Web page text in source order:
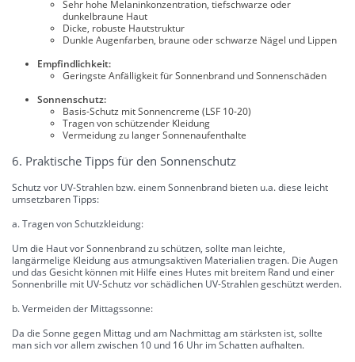
Sehr hohe Melaninkonzentration, tiefschwarze oder
dunkelbraune Haut
Dicke, robuste Hautstruktur
Dunkle Augenfarben, braune oder schwarze Nägel und Lippen
Empfindlichkeit:
Geringste Anfälligkeit für Sonnenbrand und Sonnenschäden
Sonnenschutz:
Basis-Schutz mit Sonnencreme (LSF 10-20)
Tragen von schützender Kleidung
Vermeidung zu langer Sonnenaufenthalte
6. Praktische Tipps für den Sonnenschutz
Schutz vor UV-Strahlen bzw. einem Sonnenbrand bieten u.a. diese leicht
umsetzbaren Tipps:
a. Tragen von Schutzkleidung:
Um die Haut vor Sonnenbrand zu schützen, sollte man leichte,
langärmelige Kleidung aus atmungsaktiven Materialien tragen. Die Augen
und das Gesicht können mit Hilfe eines Hutes mit breitem Rand und einer
Sonnenbrille mit UV-Schutz vor schädlichen UV-Strahlen geschützt werden.
b. Vermeiden der Mittagssonne:
Da die Sonne gegen Mittag und am Nachmittag am stärksten ist, sollte
man sich vor allem zwischen 10 und 16 Uhr im Schatten aufhalten.